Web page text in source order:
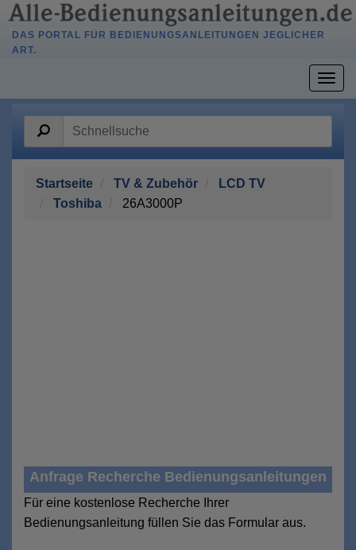
DAS PORTAL FÜR BEDIENUNGSANLEITUNGEN JEGLICHER
ART.
Startseite TV & Zubehör
LCD TV
Toshiba
26A3000P
Anfrage Recherche Bedienungsanleitungen
Für eine kostenlose Recherche Ihrer
Bedienungsanleitung füllen Sie das Formular aus.